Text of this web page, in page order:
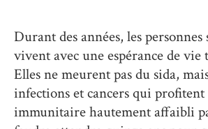
Durant des années, les
vivent avec une espérance de vie
Elles ne meurent pas du sida,
infections et cancers qui profitent
immunitaire hautement affaibli